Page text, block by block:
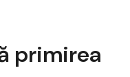
primirea